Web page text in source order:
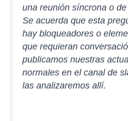
una reunión síncrona o
Se acuerda que esta
hay bloqueadores o
que requieran
publicamos nuestras
normales en el canal de
las analizaremos allí.